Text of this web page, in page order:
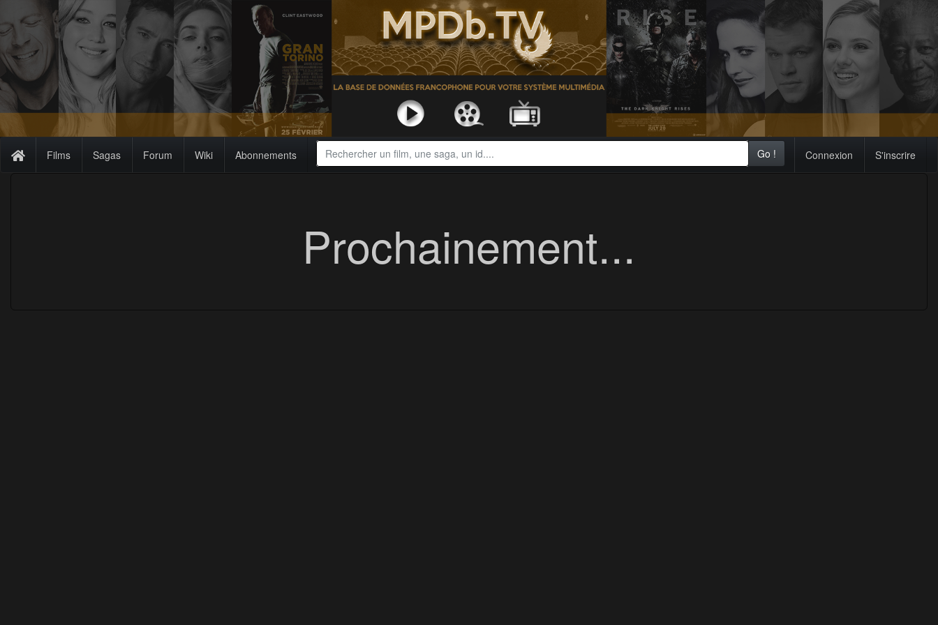
Films Sagas Forum Wiki Abonnements Connexion S'inscrire
Go !
Prochainement...